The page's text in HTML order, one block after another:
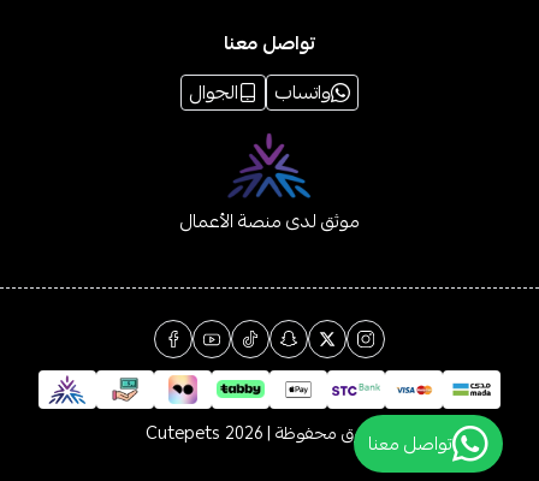
تواصل معنا
واتساب
الجوال
موثق لدى منصة الأعمال
الحقوق محفوظة | 2026 Cutepets تواصل معنا